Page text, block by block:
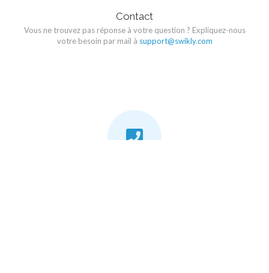
Contact
Vous ne trouvez pas réponse à votre question ? Expliquez-nous
votre besoin par mail à support@swikly.com